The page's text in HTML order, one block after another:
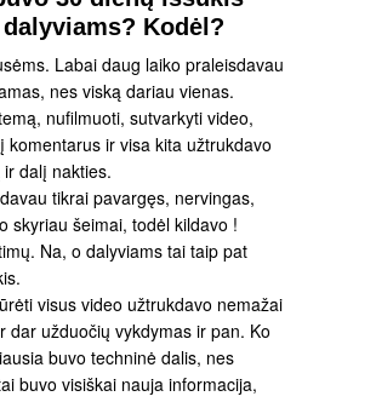
Kodėl?
Labai daug laiko praleisdavau
nes viską dariau vienas.
nufilmuoti, sutvarkyti video,
komentarus ir visa kita užtrukdavo
dalį nakties.
tikrai pavargęs, nervingas,
skyriau šeimai, todėl kildavo !
Na, o dalyviams tai taip pat
visus video užtrukdavo nemažai
dar užduočių vykdymas ir pan. Ko
buvo techninė dalis, nes
buvo visiškai nauja informacija,